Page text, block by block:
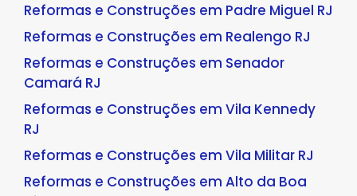
Reformas e Construções em Padre Miguel RJ
Reformas e Construções em Realengo RJ
Reformas e Construções em Senador
Camará RJ
Reformas e Construções em Vila Kennedy
RJ
Reformas e Construções em Vila Militar RJ
Reformas e Construções em Alto da Boa